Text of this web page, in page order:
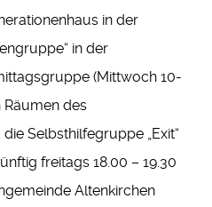
in der
in der
(Mittwoch 10-
Räumen des
Selbsthilfegruppe „Exit“
freitags 18.00 – 19.30
Altenkirchen